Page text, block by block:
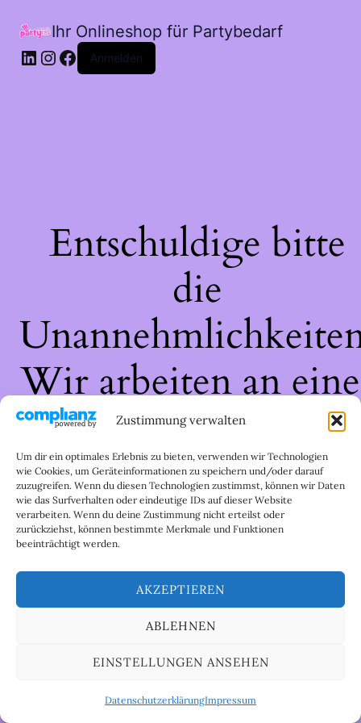
Zustimmung verwalten
Um dir ein optimales Erlebnis zu bieten, verwenden wir Technologien
wie Cookies, um Geräteinformationen zu speichern und/oder darauf
zuzugreifen. Wenn du diesen Technologien zustimmst, können wir Daten
wie das Surfverhalten oder eindeutige IDs auf dieser Website
verarbeiten. Wenn du deine Zustimmung nicht erteilst oder
zurückziehst, können bestimmte Merkmale und Funktionen
beeinträchtigt werden.
AKZEPTIEREN
ABLEHNEN
EINSTELLUNGEN ANSEHEN
DatenschutzerklärungImpressum
Ihr Onlineshop für Partybedarf
LinkedIn
Instagram
Facebook
Anmelden
Entschuldige bitte
die
Wir arbeiten an
großartigen Sache
schau bald wieder
vorbei!